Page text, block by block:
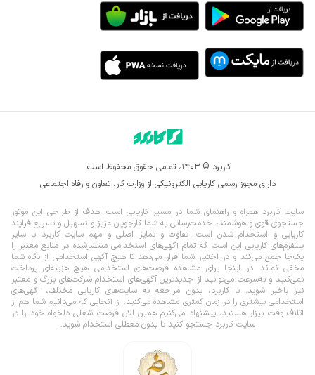
کاربرد © ۱۴۰۳، تمامی حقوق محفوظ است.
دارای مجوز رسمی کاریابی الکترونیکی از وزارت کار، تعاون و رفاه اجتماعی
سایت کاربرد همراه و راهنمای شما در مسیر کاریابی است. هدف از طراحی این موتور
جستجوی قوی و هوشمند، خدمت‌رسانی به شما کارجویان عزیز و تسهیل و تسریع فرایند
کاریابی و استخدام شدن است. تفاوت و تمایز اصلی و مهم سایت کاربرد با سایر
پلتفرم‌های کاریابی این است که تمام آگهی‌های استخدامی منتشرشده در منابع معتبر را
یک‌‌جا جمع می‌کند و در اختیار شما قرار می‌‌‌دهد تا هیچ آگهی استخدامی از نگاه شما
مخفی نماند.در اینجا برای مشاهده فرصت‌های استخدامی هیچ هزینه‌ای پرداخت
نمی‌کنید و به‌سرعت می‌توانید از جدیدترین آگهی‌های استخدام شرکت‌های بزرگ و معتبر
نیز باخبر شوید. با کاربرد، بدون مراجعه به سایت‌های کاریابی مختلف، آگهی‌های
استخدامی بیشتری را در زمان کمتری مشاهده می‌کنید. از آنجایی که می‌دانیم شما هم از
اتلاف وقت بیزار هستید، پیشنهاد می‌کنیم همین الان فرصت شغلی دلخواه خود را در
سایت کاربرد جستجو کنید تا بدون معطلی استخدام شوید.